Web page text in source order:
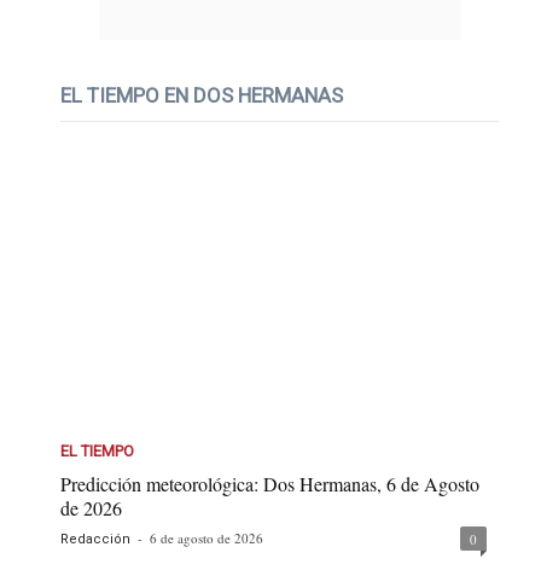
EL TIEMPO EN DOS HERMANAS
EL TIEMPO
Predicción meteorológica: Dos Hermanas, 6 de Agosto
de 2026
Redacción - 6 de agosto de 2026 0